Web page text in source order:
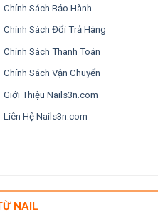
Chính Sách Bảo Hành
Chính Sách Đổi Trả Hàng
Chính Sách Thanh Toán
Chính Sách Vận Chuyển
Giới Thiệu Nails3n.com
Liên Hệ Nails3n.com
NAIL